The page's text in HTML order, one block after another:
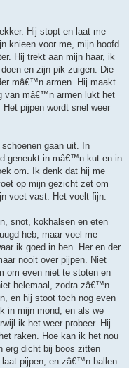
Hij stopt en laat me
knieen voor me, mijn hoofd
Hij trekt aan mijn haar, ik
en zijn pik zuigen. Die
mâ€™n armen. Hij maakt
van mâ€™n armen lukt het
pijpen wordt snel weer
gaan uit. In
geneukt in mâ€™n kut en in
om. Ik denk dat hij me
op mijn gezicht zet om
voet vast. Het voelt fijn.
snot, kokhalsen en eten
heb, maar voel me
ik goed in ben. Her en der
nooit over pijpen. Niet
om even niet te stoten en
helemaal, zodra zâ€™n
en hij stoot toch nog even
in mijn mond, en als we
ik het weer probeer. Hij
raken. Hoe kan ik het nou
erg dicht bij boos zitten
pijpen, en zâ€™n ballen